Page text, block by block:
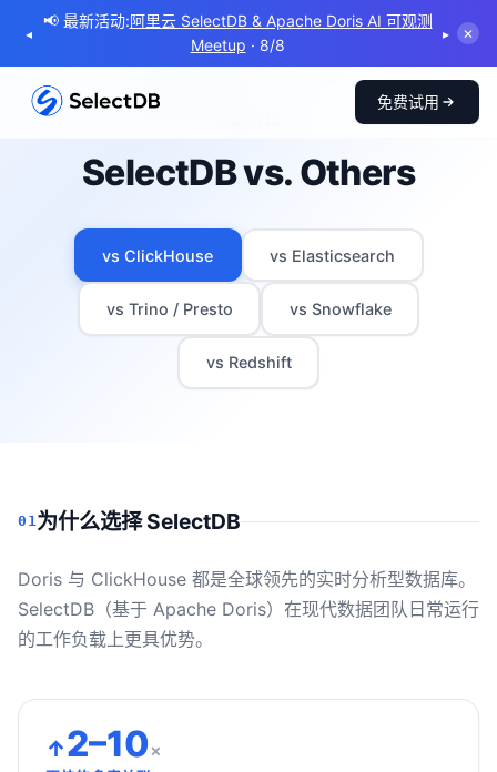
◂
📢 最新活动:阿里云 SelectDB & Apache Doris AI 可观测
Meetup · 8/8
▸ ✕
免费试用
SelectDB vs. Others
vs ClickHouse vs Elasticsearch
vs Trino / Presto vs Snowflake
vs Redshift
01为什么选择 SelectDB
Doris 与 ClickHouse 都是全球领先的实时分析型数据库。
SelectDB（基于 Apache Doris）在现代数据团队日常运行
的工作负载上更具优势。
↑2–10×